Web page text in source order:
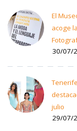
El
acoge
30/07/
julio
29/07/